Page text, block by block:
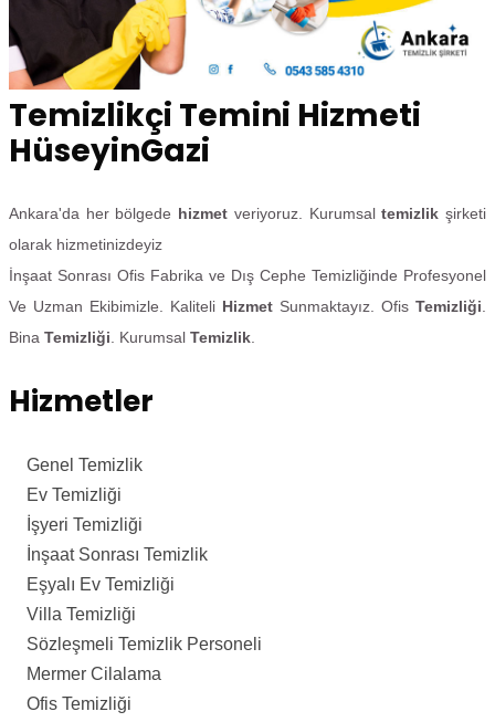
Temizlikçi Temini Hizmeti
HüseyinGazi
Ankara'da her bölgede hizmet veriyoruz. Kurumsaltemizlik şirketi
olarak hizmetinizdeyiz
İnşaat Sonrası Ofis Fabrika ve Dış Cephe Temizliğinde Profesyonel
Ve Uzman Ekibimizle. Kaliteli Hizmet Sunmaktayız. Ofis Temizliği
Bina Temizliği . Kurumsal Temizlik
Hizmetler
Genel Temizlik
Ev Temizliği
İşyeri Temizliği
İnşaat Sonrası Temizlik
Eşyalı Ev Temizliği
Villa Temizliği
Sözleşmeli Temizlik Personeli
Mermer Cilalama
Ofis Temizliği